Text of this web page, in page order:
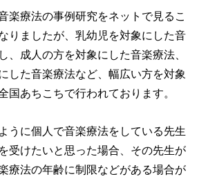
楽療法の事例研究をネットで見るこ
りましたが、乳幼児を対象にした音
、成人の方を対象にした音楽療法、
した音楽療法など、幅広い方を対象
国あちこちで行われております。
うに個人で音楽療法をしている先生
受けたいと思った場合、その先生が
療法の年齢に制限などがある場合が